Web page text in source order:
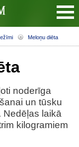
Meloņu diēta
noderīga
un tūsku
Nedēļas laikā
kilogramiem